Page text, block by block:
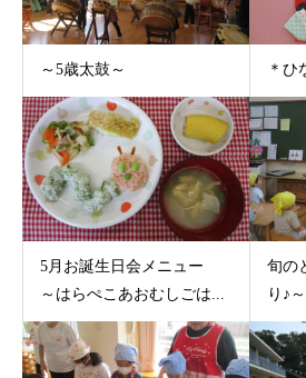
～5歳太鼓～ ＊ひ
5月お誕生日会メニュー
～はらぺこあおむしごは...
旬の
り♪